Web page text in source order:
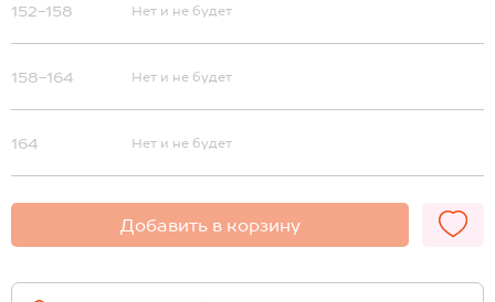
152-158 Нет и не будет
158-164 Нет и не будет
164 Нет и не будет
Добавить в корзину